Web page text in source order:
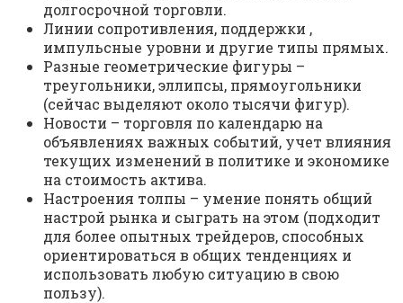
долгосрочной торговли.
Линии сопротивления, поддержки ,
импульсные уровни и другие типы прямых.
Разные геометрические фигуры –
треугольники, эллипсы, прямоугольники
(сейчас выделяют около тысячи фигур).
Новости – торговля по календарю на
объявлениях важных событий, учет влияния
текущих изменений в политике и экономике
на стоимость актива.
Настроения толпы – умение понять общий
настрой рынка и сыграть на этом (подходит
для более опытных трейдеров, способных
ориентироваться в общих тенденциях и
использовать любую ситуацию в свою
пользу).